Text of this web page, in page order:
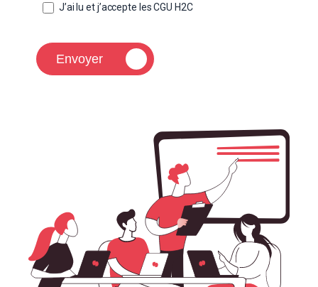
J’ai lu et j’accepte les CGU H2C
Envoyer